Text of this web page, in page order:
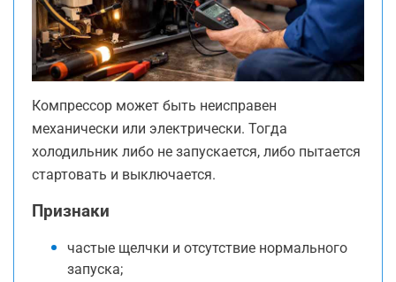
Компрессор может быть неисправен
механически или электрически. Тогда
холодильник либо не запускается, либо пытается
стартовать и выключается.
Признаки
частые щелчки и отсутствие нормального
запуска;